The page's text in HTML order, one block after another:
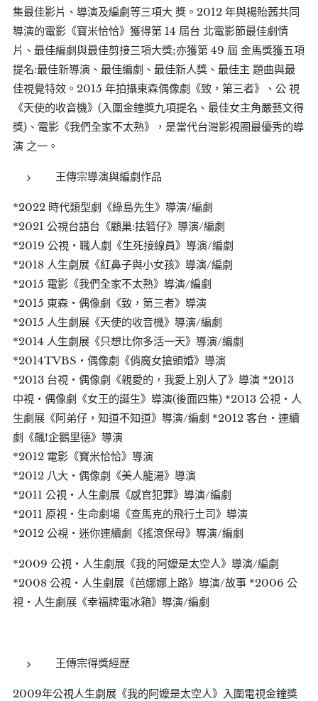
集最佳影片、導演及編劇等三項大 獎。2012 年與楊貽茜共同
導演的電影《寶米恰恰》獲得第 14 屆台 北電影節最佳劇情
片、最佳編劇與最佳剪接三項大獎;亦獲第 49 屆 金馬獎獲五項
提名:最佳新導演、最佳編劇、最佳新人獎、最佳主 題曲與最
佳視覺特效。2015 年拍攝東森偶像劇《致，第三者》、公 視
《天使的收音機》(入圍金鐘獎九項提名、最佳女主角嚴藝文得
獎)、電影《我們全家不太熟》，是當代台灣影視圈最優秀的導
演 之一。
王傳宗導演與編劇作品
*2022 時代類型劇《綠島先生》導演/編劇
*2021 公視台語台《顧巢:抾箬仔》導演/編劇
*2019 公視・職人劇《生死接線員》導演/編劇
*2018 人生劇展《紅鼻子與小女孩》導演/編劇
*2015 電影《我們全家不太熟》導演/編劇
*2015 東森・偶像劇《致，第三者》導演
*2015 人生劇展《天使的收音機》導演/編劇
*2014 人生劇展《只想比你多活一天》導演/編劇
*2014TVBS・偶像劇《俏魔女搶頭婚》導演
*2013 台視・偶像劇《親愛的，我愛上別人了》導演 *2013
中視・偶像劇《女王的誕生》導演(後面四集) *2013 公視・人
生劇展《阿弟仔，知道不知道》導演/編劇 *2012 客台・連續
劇《飆!企鵝里德》導演
*2012 電影《寶米恰恰》導演
*2012 八大・偶像劇《美人龍湯》導演
*2011 公視・人生劇展《感官犯罪》導演/編劇
*2011 原視・生命劇場《查馬克的飛行土司》導演
*2012 公視・迷你連續劇《搖滾保母》導演/編劇
*2009 公視・人生劇展《我的阿嬤是太空人》導演/編劇
*2008 公視・人生劇展《芭娜娜上路》導演/故事 *2006 公
視・人生劇展《幸福牌電冰箱》導演/編劇
王傳宗得獎經歷
2009年公視人生劇展《我的阿嬤是太空人》入圍電視金鐘獎